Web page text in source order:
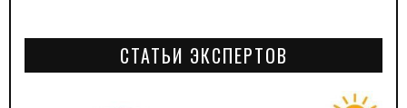
СТАТЬИ ЭКСПЕРТОВ